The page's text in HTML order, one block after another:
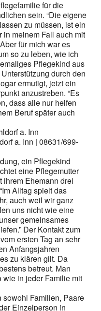
für die
sein. “Die eigene
zu müssen, ist ein
meinem Fall auch mit
für mich war es
so zu leben, wie ich
Pflegekind aus
durch den
ermutigt, jetzt ein
anzustreben. “Es
dass alle nur helfen
Beruf später auch
a. Inn
a. Inn | 08631/699-
ein Pflegekind
eine Pflegemutter
ihrem Ehemann drei
Alltag spielt das
auch weil wir ganz
uns nicht wie eine
gemeinsames
Der Kontakt zum
ersten Tag an sehr
Anfangsjahren
zu klären gilt. Da
betreut. Man
wie in jeder Familie mit
sowohl Familien, Paare
Einzelperson in